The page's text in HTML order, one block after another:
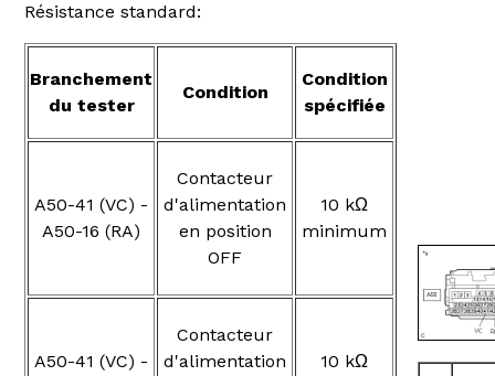
Résistance standard:
Branchement
du tester
Condition
Condition
spécifiée
A50-41 (VC) -
A50-16 (RA)
Contacteur
d'alimentation
en position
OFF
10 kΩ
minimum
A50-41 (VC) -
Contacteur
d'alimentation
10 kΩ